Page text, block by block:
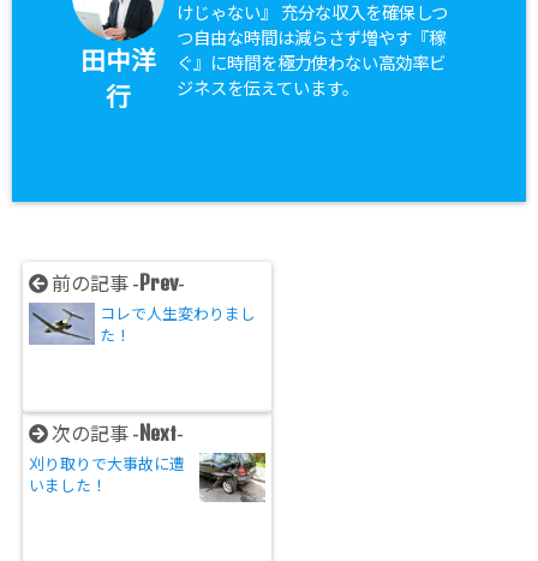
田中洋
行
けじゃない』 充分な収入を確保しつ
つ自由な時間は減らさず増やす『稼
ぐ』に時間を極力使わない高効率ビ
ジネスを伝えています。
前の記事 -Prev-
コレで人生変わりまし
た！
次の記事 -Next-
刈り取りで大事故に遭
いました！